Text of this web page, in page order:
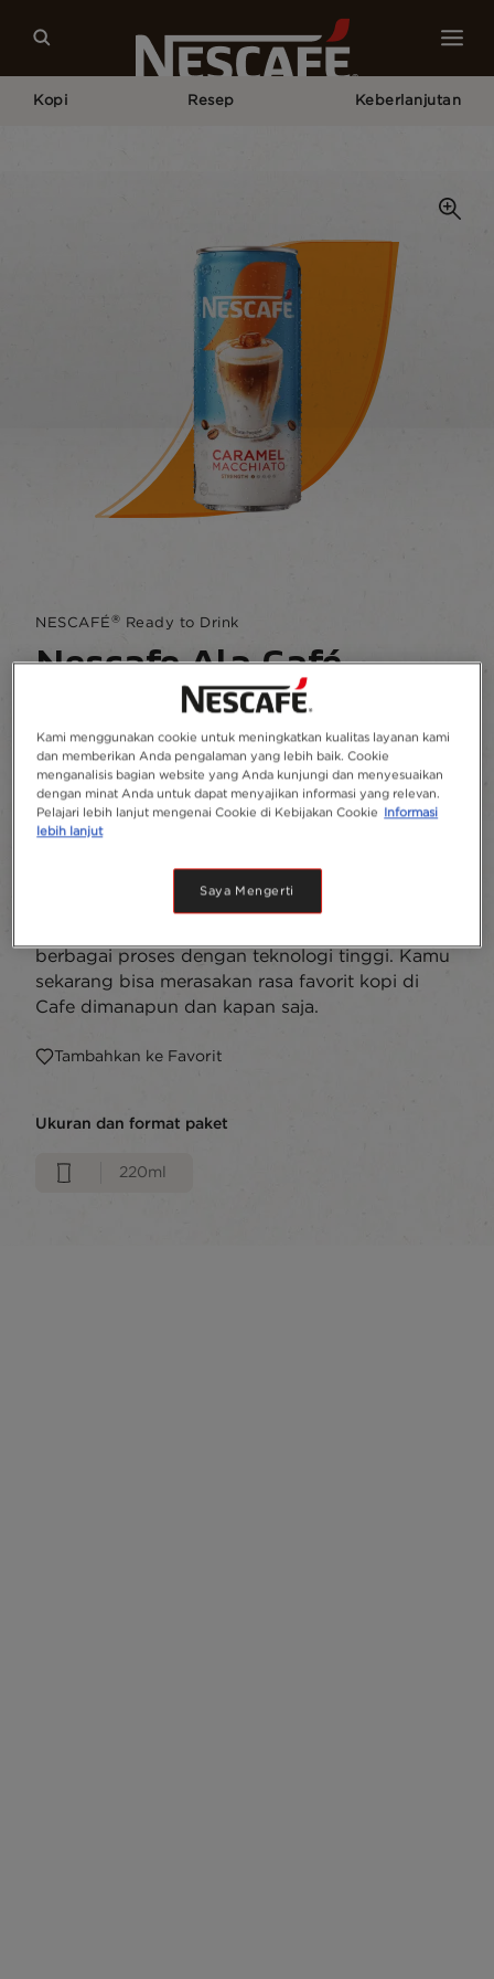
Kopi Resep Keberlanjutan
NESCAFÉ® Ready to Drink
Nescafe Ala Café
Caramel Macchiato
Menulis review
NESCAFÉ Ala Café Caramel Macchiato hadir
dengan rasa manis yang pas dipadu krim yang
Dengan mempertahankan kualitas dan cita rasa
berbagai proses dengan teknologi tinggi. Kamu
sekarang bisa merasakan rasa favorit kopi di
Cafe dimanapun dan kapan saja.
Tambahkan ke Favorit
Ukuran dan format paket
220ml
Kami menggunakan cookie untuk meningkatkan kualitas layanan kami
dan memberikan Anda pengalaman yang lebih baik. Cookie
menganalisis bagian website yang Anda kunjungi dan menyesuaikan
dengan minat Anda untuk dapat menyajikan informasi yang relevan.
Pelajari lebih lanjut mengenai Cookie di Kebijakan Cookie Informasi
lebih lanjut
Saya Mengerti